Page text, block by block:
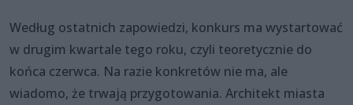
Według ostatnich zapowiedzi, konkurs ma wystartować
w drugim kwartale tego roku, czyli teoretycznie do
końca czerwca. Na razie konkretów nie ma, ale
wiadomo, że trwają przygotowania. Architekt miasta